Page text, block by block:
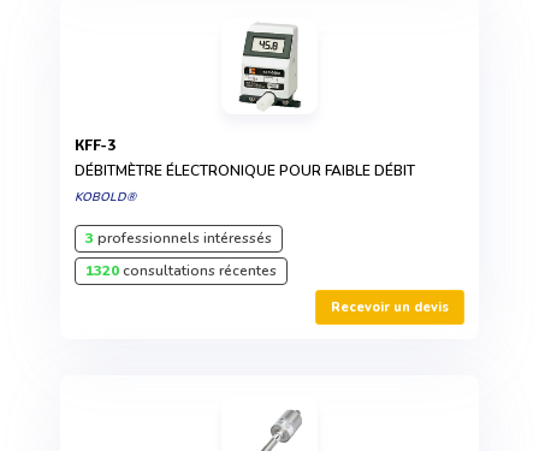
KFF-3
DÉBITMÈTRE ÉLECTRONIQUE POUR FAIBLE DÉBIT
KOBOLD®
3 professionnels intéressés
1320consultations récentes
Recevoir un devis